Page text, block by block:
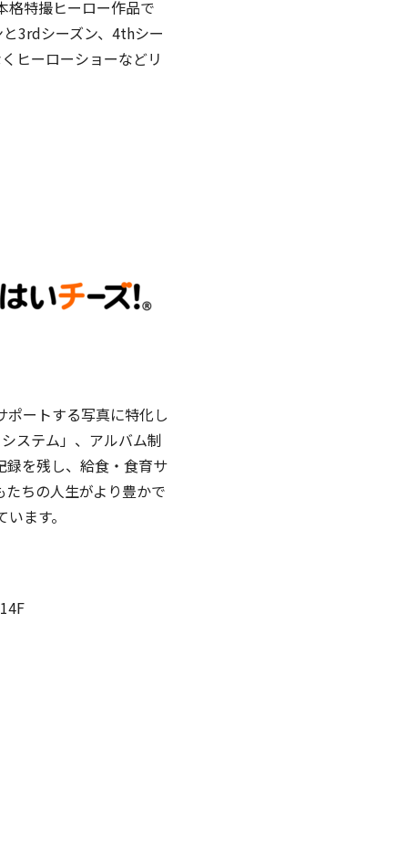
格特撮ヒーロー作品で
3rdシーズン、4thシー
ヒーローショーなどリ
ートする写真に特化し
ステム」、アルバム制
録を残し、給食・食育サ
ちの人生がより豊かで
ます。